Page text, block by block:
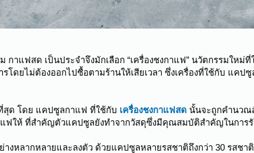
กาแฟสด เป็นประจำจึงมักเลือก “เครื่องชงกาแฟ” นวัตกรรมให
รโดยไม่ต้องออกไปซื้อตามร้านให้เสียเวลา ซึ่งเครื่องที่ใช้กับ แ
ด โดย แคปซูลกาแฟ ที่ใช้กับ เครื่องชงกาแฟสด นั้นจะถูกคำนวณ
ฟให้ ที่สำคัญตัวแคปซูลยังทำจากวัสดุซึ่งมีคุณสมบัติสำคัญในการ
งหลากหลายและลงตัว ด้วยแคปซูลหลายรสชาติถึงกว่า 30 รสช